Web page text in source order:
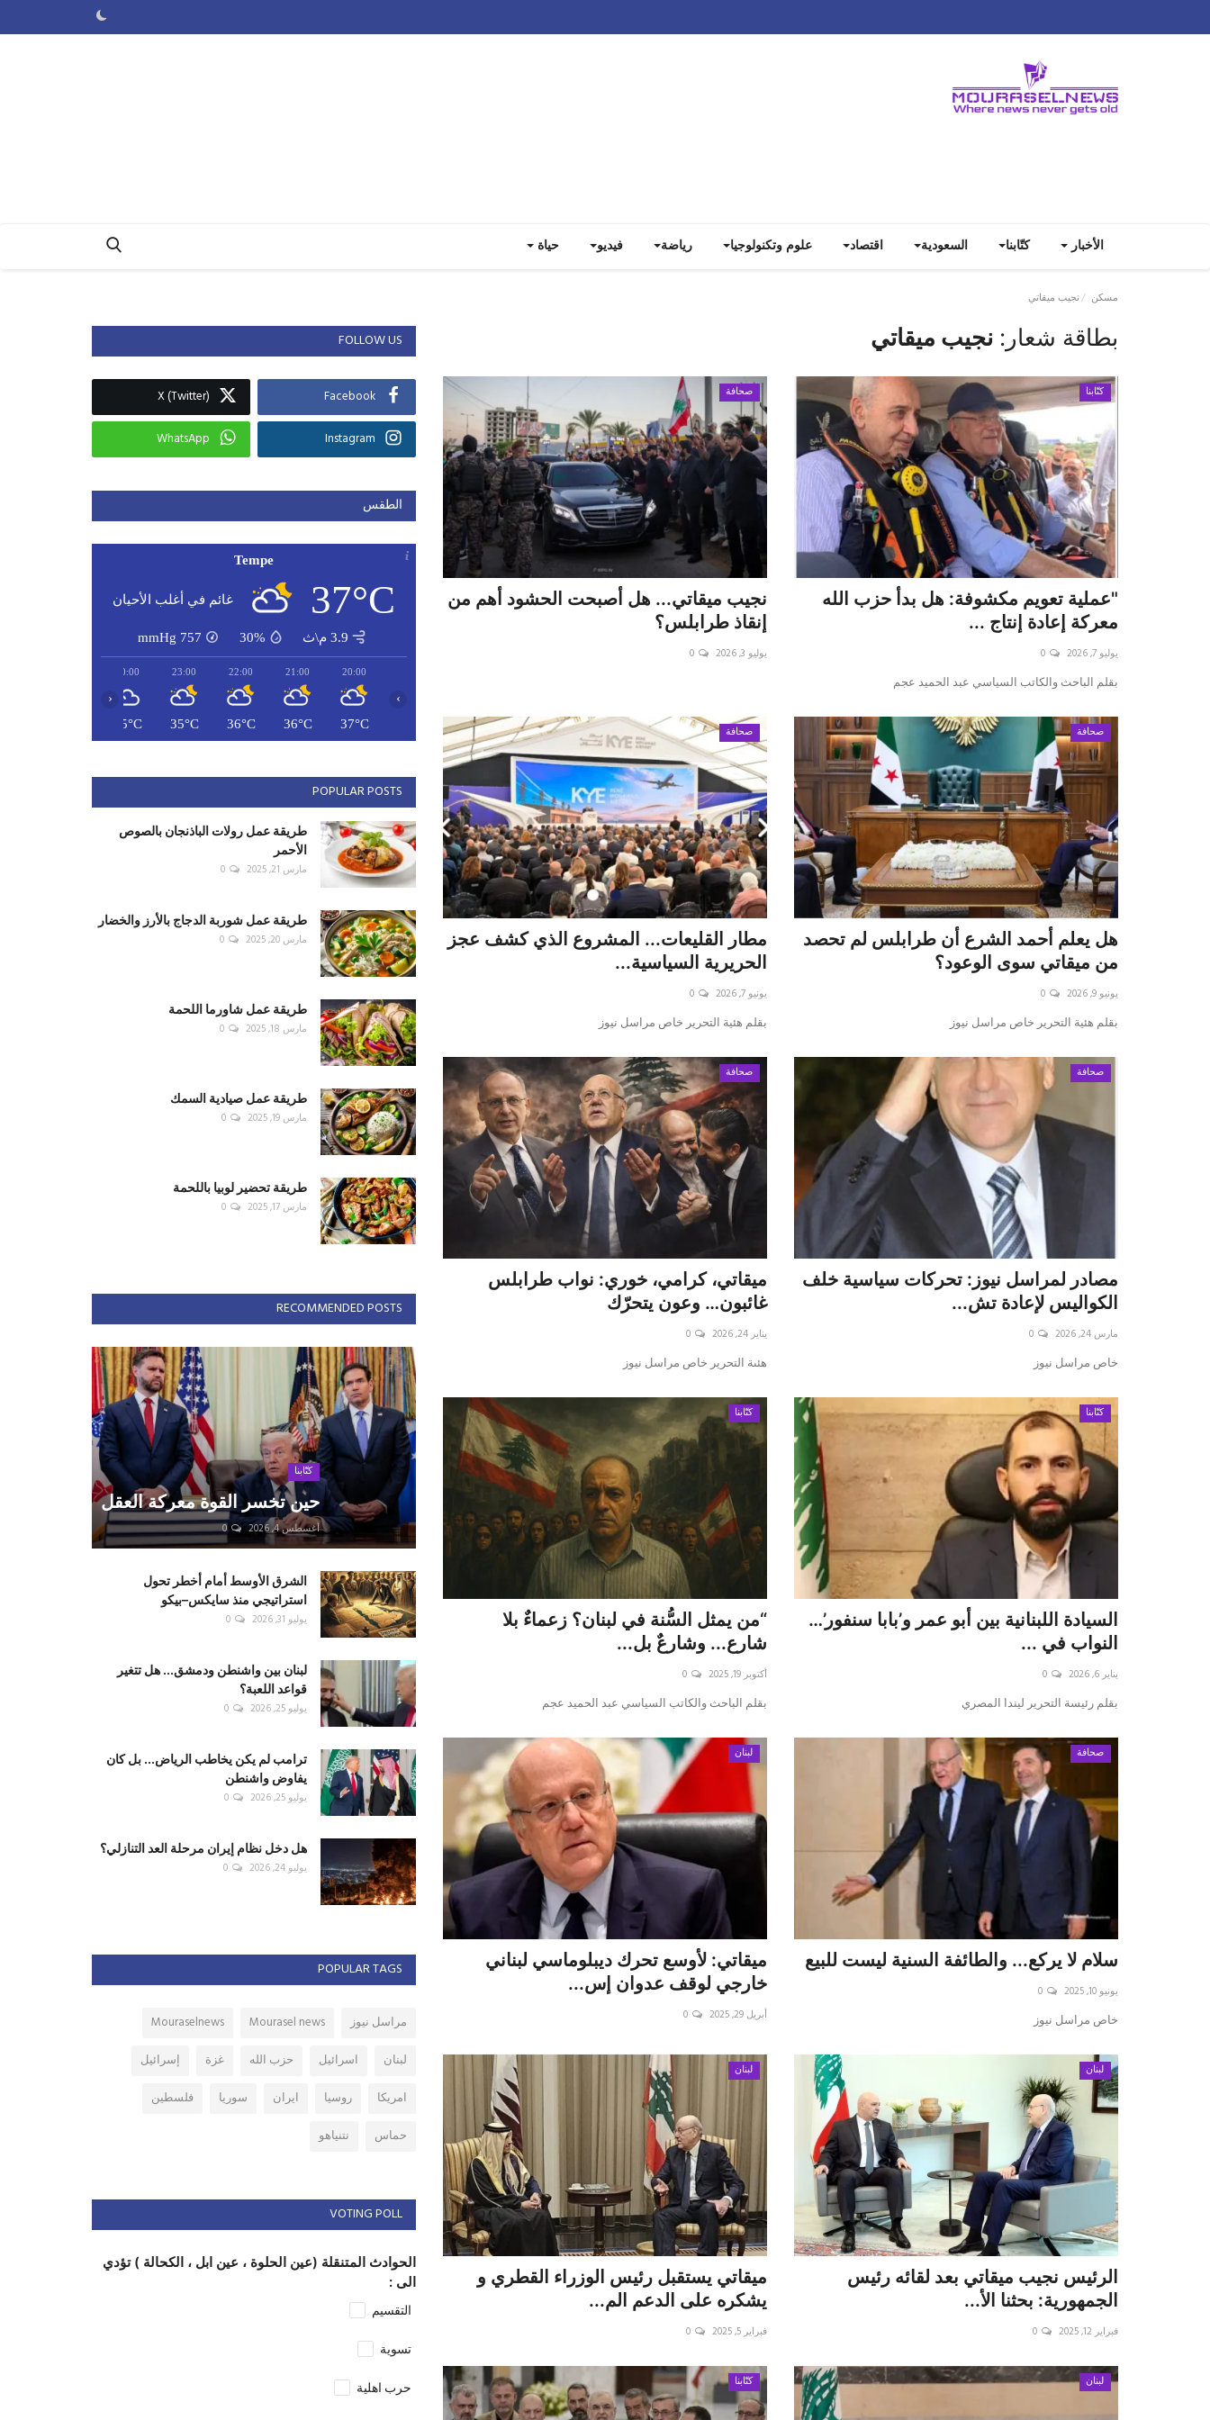
الأخبار كتّابنا السعودية اقتصاد علوم وتكنولوجيا رياضة فيديو حياة
مسكن نجيب ميقاتي
بطاقة شعار: نجيب ميقاتي
كتّابنا
"عملية تعويم مكشوفة: هل بدأ حزب الله
معركة إعادة إنتاج ...
يوليو 7, 2026 0
بقلم الباحث والكاتب السياسي عبد الحميد عجم
صحافة
نجيب ميقاتي... هل أصبحت الحشود أهم من
إنقاذ طرابلس؟
يوليو 3, 2026 0
صحافة
هل يعلم أحمد الشرع أن طرابلس لم تحصد
من ميقاتي سوى الوعود؟
يونيو 9, 2026 0
بقلم ه‍ئية التحرير خاص مراسل نيوز
صحافة
مطار القليعات... المشروع الذي كشف عجز
الحريرية السياسية...
يونيو 7, 2026 0
بقلم ه‍ئية التحرير خاص مراسل نيوز
صحافة
مصادر لمراسل نيوز: تحركات سياسية خلف
الكواليس لإعادة تش...
مارس 24, 2026 0
خاص مراسل نيوز
صحافة
ميقاتي، كرامي، خوري: نواب طرابلس
غائبون… وعون يتحرّك
يناير 24, 2026 0
هئىة التحرير خاص مراسل نيوز
كتّابنا
السيادة اللبنانية بين أبو عمر و’بابا سنفور’…
النواب في ...
يناير 6, 2026 0
بقلم رئيسة التحرير ليندا المصري
كتّابنا
“من يمثل السُّنة في لبنان؟ زعماءٌ بلا
شارع... وشارعٌ بل...
أكتوبر 19, 2025 0
بقلم الباحث والكاتب السياسي عبد الحميد عجم
صحافة
سلام لا يركع... والطائفة السنية ليست للبيع
يونيو 10, 2025 0
خاص مراسل نيوز
لبنان
ميقاتي: لأوسع تحرك ديبلوماسي لبناني
خارجي لوقف عدوان إس...
أبريل 29, 2025 0
لبنان
‏الرئيس نجيب ميقاتي بعد لقائه رئيس
الجمهورية: بحثنا الأ...
فبراير 12, 2025 0
لبنان
ميقاتي يستقبل رئيس الوزراء القطري و
يشكره على الدعم الم...
فبراير 5, 2025 0
لبنان كتّابنا
FOLLOW US
Facebook
X (Twitter)
Instagram
WhatsApp
الطقس
Tempe
37°C غائم في أغلب الأحيان
3.9 م\ث 30%
757
mmHg
20:00
37°C
21:00
36°C
22:00
36°C
23:00
35°C
00:00
35°C
‹ ›
POPULAR POSTS
طريقة عمل رولات الباذنجان بالصوص
الأحمر
مارس 21, 2025 0
طريقة عمل شوربة الدجاج بالأرز والخضار
مارس 20, 2025 0
طريقة عمل شاورما اللحمة
مارس 18, 2025 0
طريقة عمل صيادية السمك
مارس 19, 2025 0
طريقة تحضير لوبيا باللحمة
مارس 17, 2025 0
RECOMMENDED POSTS
كتّابنا
حين تخسر القوة معركة العقل
أغسطس 4, 2026 0
الشرق الأوسط أمام أخطر تحول
استراتيجي منذ سايكس–بيكو
يوليو 31, 2026 0
لبنان بين واشنطن ودمشق... هل تتغير
قواعد اللعبة؟
يوليو 25, 2026 0
ترامب لم يكن يخاطب الرياض... بل كان
يفاوض واشنطن
يوليو 25, 2026 0
هل دخل نظام إيران مرحلة العد التنازلي؟
يوليو 24, 2026 0
POPULAR TAGS
مراسل نيوز Mourasel news
Mouraselnews
لبنان
اسرائيل حزب الله غزة
إسرائيل
امريكا
روسيا ايران سوريا
فلسطين
حماس
نتنياهو
VOTING POLL
الحوادث المتنقلة (عين الحلوة ، عين ابل ، الكحالة ) تؤدي
الى :
التقسيم
تسوية
حرب اهلية